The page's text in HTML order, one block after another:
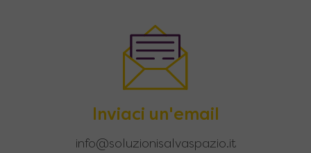
Inviaci un'email
info@soluzionisalvaspazio.it